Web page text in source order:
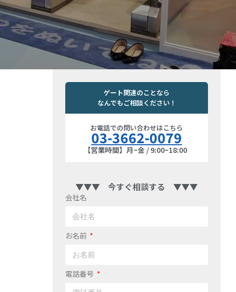
ゲート関連のことなら
なんでもご相談ください！
お電話での問い合わせはこちら
03-3662-0079
【営業時間】月~金 / 9:00~18:00
▼▼▼ 今すぐ相談する ▼▼▼
会社名
お名前
電話番号